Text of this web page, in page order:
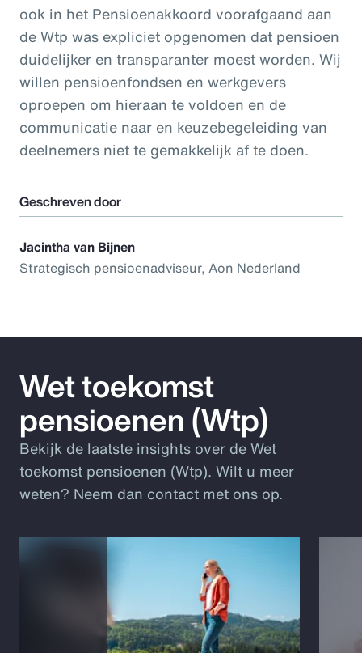
ook in het Pensioenakkoord voorafgaand aan
de Wtp was expliciet opgenomen dat pensioen
duidelijker en transparanter moest worden. Wij
willen pensioenfondsen en werkgevers
oproepen om hieraan te voldoen en de
communicatie naar en keuzebegeleiding van
deelnemers niet te gemakkelijk af te doen.
Geschreven door
Jacintha van Bijnen
Strategisch pensioenadviseur, Aon Nederland
Wet toekomst
pensioenen (Wtp)
Bekijk de laatste insights over de Wet
toekomst pensioenen (Wtp). Wilt u meer
weten? Neem dan contact met ons op.